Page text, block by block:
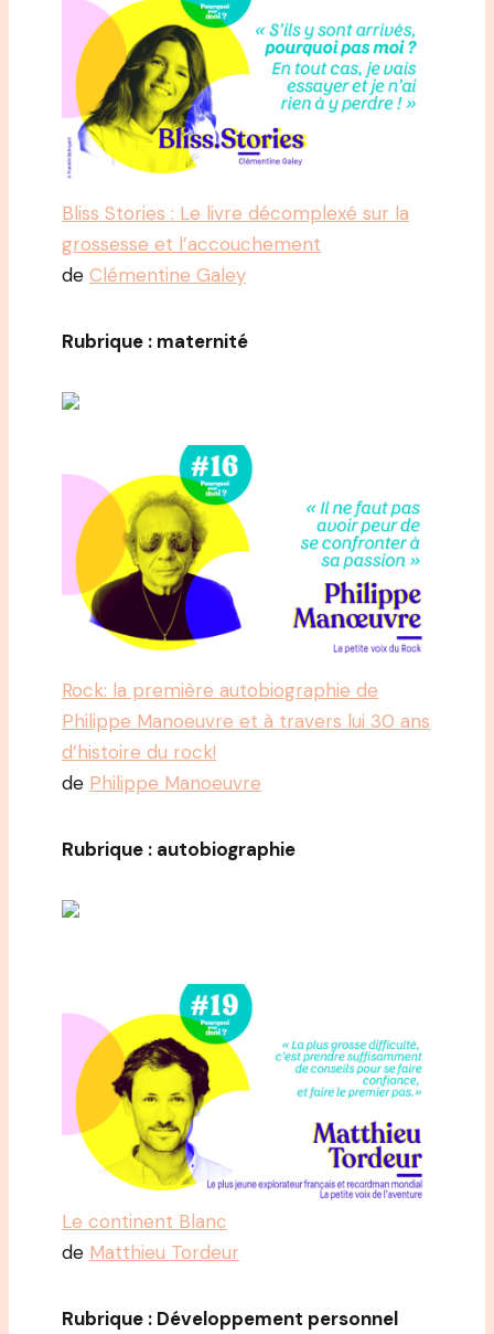
Bliss Stories : Le livre décomplexé sur la
grossesse et l’accouchement
de Clémentine Galey
Rubrique : maternité
Rock: la première autobiographie de
Philippe Manoeuvre et à travers lui 30 ans
d’histoire du rock!
de Philippe Manoeuvre
Rubrique : autobiographie
Le continent Blanc
de Matthieu Tordeur
Rubrique : Développement personnel